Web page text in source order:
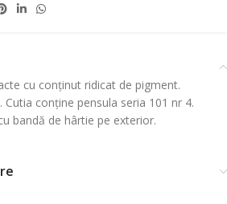
cu conținut ridicat de pigment.
conține pensula seria 101 nr 4.
bandă de hârtie pe exterior.